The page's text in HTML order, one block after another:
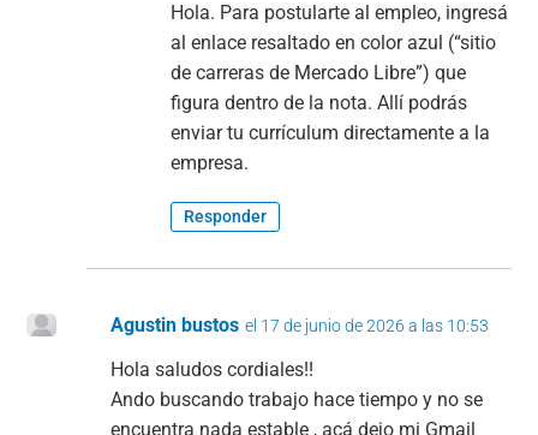
Hola. Para postularte al empleo, ingresá
al enlace resaltado en color azul (“sitio
de carreras de Mercado Libre”) que
figura dentro de la nota. Allí podrás
enviar tu currículum directamente a la
empresa.
Responder
Agustin bustos el 17 de junio de 2026 a las 10:53
Hola saludos cordiales!!
Ando buscando trabajo hace tiempo y no se
encuentra nada estable , acá dejo mi Gmail